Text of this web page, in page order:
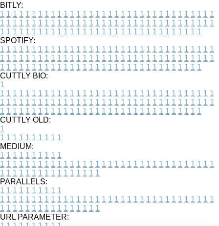
BITLY:
1 1 1 1 1 1 1 1 1 1 1 1 1 1 1 1 1 1 1 1 1 1 1 1 1 1 1 1 1 1 1 1 1 1
1 1 1 1 1 1 1 1 1 1 1 1 1 1 1 1 1 1 1 1 1 1 1 1 1 1 1 1 1 1 1 1 1 1
1 1 1 1 1 1 1 1 1 1 1 1 1 1 1 1 1 1 1 1 1 1 1 1 1 1 1 1 1 1 1 1
SPOTIFY:
1 1 1 1 1 1 1 1 1 1 1 1 1 1 1 1 1 1 1 1 1 1 1 1 1 1 1 1 1 1 1 1 1 1
1 1 1 1 1 1 1 1 1 1 1 1 1 1 1 1 1 1 1 1 1 1 1 1 1 1 1 1 1 1 1 1 1 1
1 1 1 1 1 1 1 1 1 1 1 1 1 1 1 1 1 1 1 1 1 1 1 1 1 1 1 1 1 1 1 1
CUTTLY BIO:
1
1 1 1 1 1 1 1 1 1 1 1 1 1 1 1 1 1 1 1 1 1 1 1 1 1 1 1 1 1 1 1 1 1 1
1 1 1 1 1 1 1 1 1 1 1 1 1 1 1 1 1 1 1 1 1 1 1 1 1 1 1 1 1 1 1 1 1 1
1 1 1 1 1 1 1 1 1 1 1 1 1 1 1 1 1 1 1 1 1 1 1 1 1 1 1 1 1 1 1 1
CUTTLY OLD:
1
1 1 1 1 1 1 1 1 1 1
MEDIUM:
1 1 1 1 1 1 1 1 1 1
1 1 1 1 1 1 1 1 1 1 1 1 1 1 1 1 1 1 1 1 1 1 1 1 1 1 1 1 1 1 1 1 1 1
1 1 1 1 1 1 1 1 1 1 1 1 1 1 1 1
PARALLELS:
1 1 1 1 1 1 1 1 1 1
1 1 1 1 1 1 1 1 1 1 1 1 1 1 1 1 1 1 1 1 1 1 1 1 1 1 1 1 1 1 1 1 1 1
1 1 1 1 1 1 1 1 1 1 1 1 1 1 1 1
URL PARAMETER: